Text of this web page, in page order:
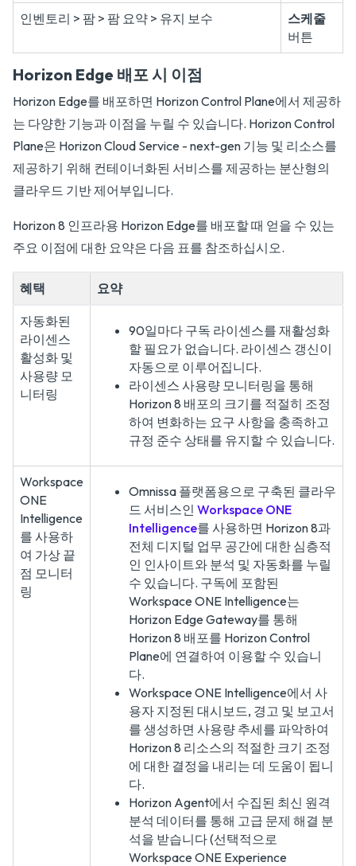
인벤토리 > 팜 > 팜 요약 > 유지 보수
스케줄
버튼
Horizon Edge 배포 시 이점
Horizon Edge를 배포하면 Horizon Control Plane에서 제공하
는 다양한 기능과 이점을 누릴 수 있습니다. Horizon Control
Plane은 Horizon Cloud Service - next-gen 기능 및 리소스를
제공하기 위해 컨테이너화된 서비스를 제공하는 분산형의
클라우드 기반 제어부입니다.
Horizon 8 인프라용 Horizon Edge를 배포할 때 얻을 수 있는
주요 이점에 대한 요약은 다음 표를 참조하십시오.
혜택 요약
자동화된
라이센스
활성화 및
사용량 모
니터링
90일마다 구독 라이센스를 재활성화
할 필요가 없습니다. 라이센스 갱신이
자동으로 이루어집니다.
라이센스 사용량 모니터링을 통해
Horizon 8 배포의 크기를 적절히 조정
하여 변화하는 요구 사항을 충족하고
규정 준수 상태를 유지할 수 있습니다.
Workspace
ONE
Intelligence
를 사용하
여 가상 끝
점 모니터
링
Omnissa 플랫폼용으로 구축된 클라우
드 서비스인 Workspace ONE
Intelligence를 사용하면 Horizon 8과
전체 디지털 업무 공간에 대한 심층적
인 인사이트와 분석 및 자동화를 누릴
수 있습니다. 구독에 포함된
Workspace ONE Intelligence는
Horizon Edge Gateway를 통해
Horizon 8 배포를 Horizon Control
Plane에 연결하여 이용할 수 있습니
다.
Workspace ONE Intelligence에서 사
용자 지정된 대시보드, 경고 및 보고서
를 생성하면 사용량 추세를 파악하여
Horizon 8 리소스의 적절한 크기 조정
에 대한 결정을 내리는 데 도움이 됩니
다.
Horizon Agent에서 수집된 최신 원격
분석 데이터를 통해 고급 문제 해결 분
석을 받습니다 (선택적으로
Workspace ONE Experience